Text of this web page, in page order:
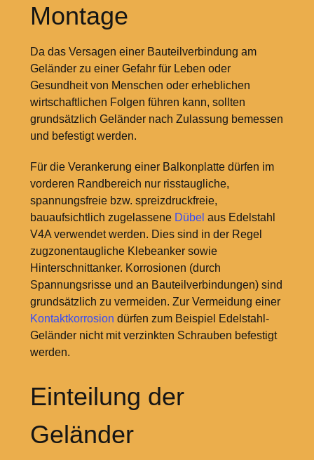
Montage
Da das Versagen einer Bauteilverbindung am
Geländer zu einer Gefahr für Leben oder
Gesundheit von Menschen oder erheblichen
wirtschaftlichen Folgen führen kann, sollten
grundsätzlich Geländer nach Zulassung bemessen
und befestigt werden.
Für die Verankerung einer Balkonplatte dürfen im
vorderen Randbereich nur risstaugliche,
spannungsfreie bzw. spreizdruckfreie,
bauaufsichtlich zugelassene Dübel aus Edelstahl
V4A verwendet werden. Dies sind in der Regel
zugzonentaugliche Klebeanker sowie
Hinterschnittanker. Korrosionen (durch
Spannungsrisse und an Bauteilverbindungen) sind
grundsätzlich zu vermeiden. Zur Vermeidung einer
Kontaktkorrosion dürfen zum Beispiel Edelstahl-
Geländer nicht mit verzinkten Schrauben befestigt
werden.
Einteilung der
Geländer